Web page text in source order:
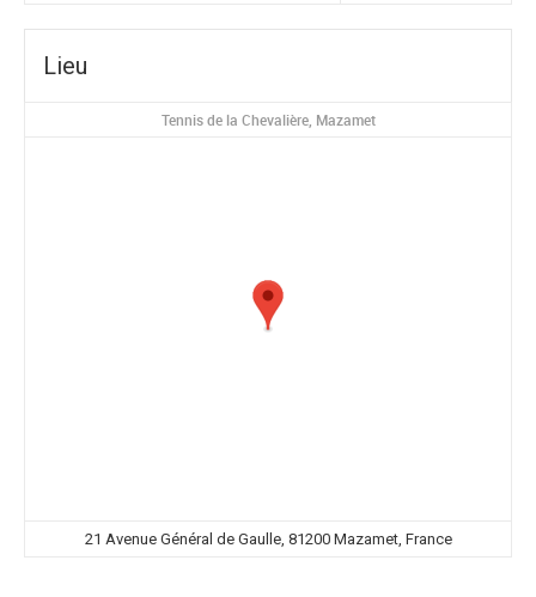
Lieu
Tennis de la Chevalière, Mazamet
21 Avenue Général de Gaulle, 81200 Mazamet, France